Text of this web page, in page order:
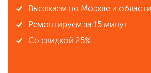
Выезжаем по Москве и области
Ремонтируем за 15 минут
Со скидкой 25%